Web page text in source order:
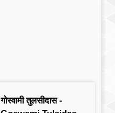
गोस्वामी तुलसीदास -